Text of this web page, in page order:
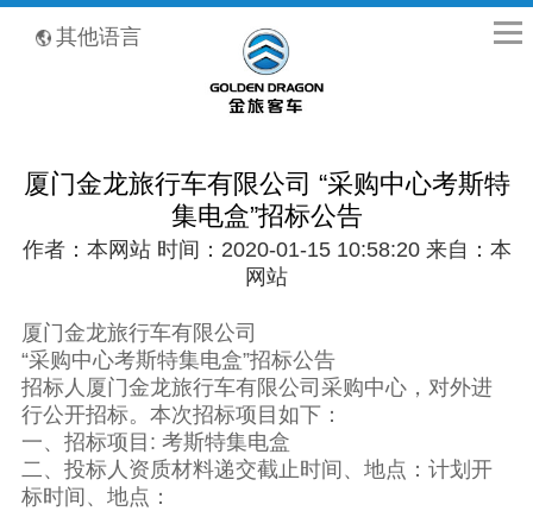
其他语言
厦门金龙旅行车有限公司 “采购中心考斯特
集电盒”招标公告
作者：本网站 时间：2020-01-15 10:58:20 来自：本
网站
厦门金龙旅行车有限公司
“采购中心考斯特集电盒”招标公告
招标人厦门金龙旅行车有限公司采购中心，对外进
行公开招标。本次招标项目如下：
一、招标项目: 考斯特集电盒
二、投标人资质材料递交截止时间、地点：计划开
标时间、地点：